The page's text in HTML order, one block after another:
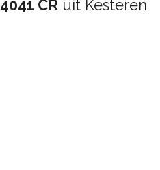
4041 CR uit Kesteren